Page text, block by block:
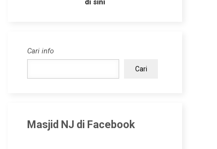
di sini
Cari info
Cari
Masjid NJ di Facebook